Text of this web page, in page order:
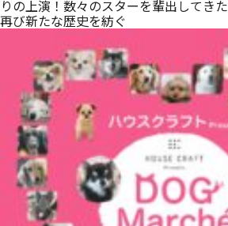
りの上演！数々のスターを輩出してき
再び新たな歴史を紡ぐ